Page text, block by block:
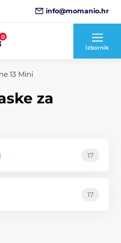
info@momanio.hr
0
Izbornik
13 Mini
za
17
17